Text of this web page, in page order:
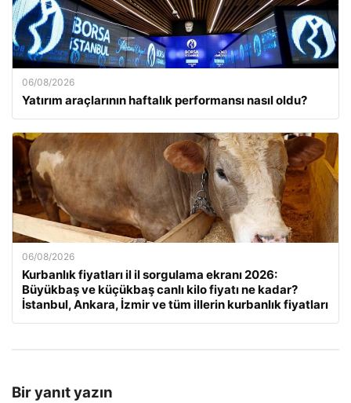
06/08/2026
Yatırım araçlarının haftalık performansı nasıl oldu?
06/08/2026
Kurbanlık fiyatları il il sorgulama ekranı 2026:
Büyükbaş ve küçükbaş canlı kilo fiyatı ne kadar?
İstanbul, Ankara, İzmir ve tüm illerin kurbanlık fiyatları
Bir yanıt yazın